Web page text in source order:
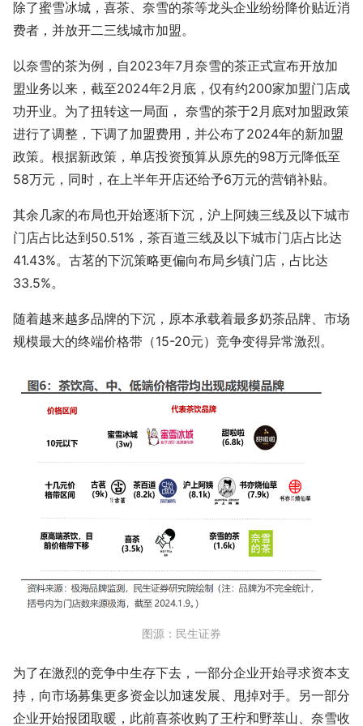
除了蜜雪冰城，喜茶、奈雪的茶等龙头企业纷纷降价贴近消
费者，并放开二三线城市加盟。
以奈雪的茶为例，自2023年7月奈雪的茶正式宣布开放加
盟业务以来，截至2024年2月底，仅有约200家加盟门店成
功开业。为了扭转这一局面， 奈雪的茶于2月底对加盟政策
进行了调整，下调了加盟费用，并公布了2024年的新加盟
政策。根据新政策，单店投资预算从原先的98万元降低至
58万元，同时，在上半年开店还给予6万元的营销补贴。
其余几家的布局也开始逐渐下沉，沪上阿姨三线及以下城市
门店占比达到50.51%，茶百道三线及以下城市门店占比达
41.43%。古茗的下沉策略更偏向布局乡镇门店，占比达
33.5%。
随着越来越多品牌的下沉，原本承载着最多奶茶品牌、市场
规模最大的终端价格带（15-20元）竞争变得异常激烈。
图源：民生证券
为了在激烈的竞争中生存下去，一部分企业开始寻求资本支
持，向市场募集更多资金以加速发展、甩掉对手。另一部分
企业开始报团取暖，此前喜茶收购了王柠和野萃山、奈雪收